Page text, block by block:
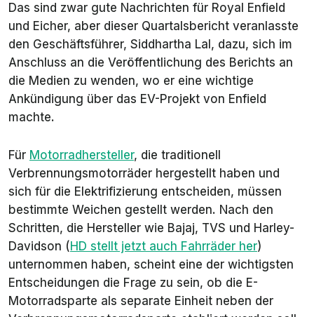
Das sind zwar gute Nachrichten für Royal Enfield
und Eicher, aber dieser Quartalsbericht veranlasste
den Geschäftsführer, Siddhartha Lal, dazu, sich im
Anschluss an die Veröffentlichung des Berichts an
die Medien zu wenden, wo er eine wichtige
Ankündigung über das EV-Projekt von Enfield
machte.
Für Motorradhersteller, die traditionell
Verbrennungsmotorräder hergestellt haben und
sich für die Elektrifizierung entscheiden, müssen
bestimmte Weichen gestellt werden. Nach den
Schritten, die Hersteller wie Bajaj, TVS und Harley-
Davidson ( HD stellt jetzt auch Fahrräder her)
unternommen haben, scheint eine der wichtigsten
Entscheidungen die Frage zu sein, ob die E-
Motorradsparte als separate Einheit neben der